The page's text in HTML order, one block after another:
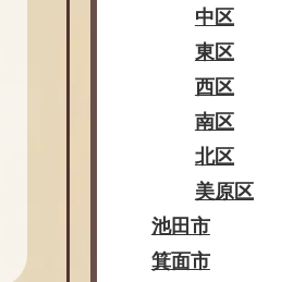
中区
東区
西区
南区
北区
美原区
池田市
箕面市